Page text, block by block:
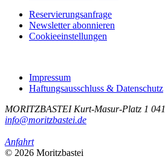
Reservierungsanfrage
Newsletter abonnieren
Cookieeinstellungen
Impressum
Haftungsausschluss & Datenschutz
MORITZBASTEI Kurt-Masur-Platz 1
info@moritzbastei.de
Anfahrt
© 2026 Moritzbastei